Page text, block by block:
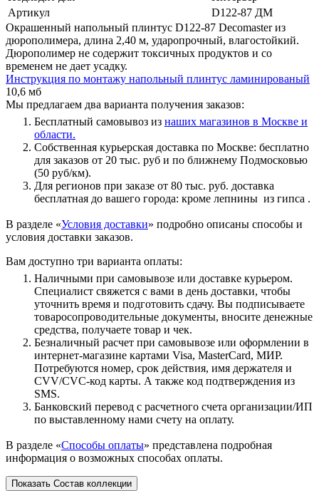
Артикул
D122-87 ДМ
Окрашенный напольный плинтус D122-87 Decomaster из
дюрополимера, длина 2,40 м, ударопрочный, влагостойкий.
Дюрополимер не содержит токсичных продуктов и со
временем не дает усадку.
Инструкция по монтажу напольный плинтус ламинированый
10,6 мб
Мы предлагаем два варианта получения заказов:
Бесплатный самовывоз из наших магазинов в Москве и
области.
Собственная курьерская доставка по Москве: бесплатно
для заказов от 20 тыс. руб и по ближнему Подмосковью
(50 руб/км).
Для регионов при заказе от 80 тыс. руб. доставка
бесплатная до вашего города: кроме лепнины из гипса .
В разделе «Условия доставки» подробно описаны способы и
условия доставки заказов.
Вам доступно три варианта оплаты:
Наличными при самовывозе или доставке курьером.
Специалист свяжется с вами в день доставки, чтобы
уточнить время и подготовить сдачу. Вы подписываете
товаросопроводительные документы, вносите денежные
средства, получаете товар и чек.
Безналичный расчет при самовывозе или оформлении в
интернет-магазине картами Visa, MasterCard, МИР.
Потребуются номер, срок действия, имя держателя и
CVV/CVC-код карты. А также код подтверждения из
SMS.
Банковский перевод с расчетного счета организации/ИП
по выставленному нами счету на оплату.
В разделе «Способы оплаты» представлена подробная
информация о возможных способах оплаты.
Показать Состав коллекции